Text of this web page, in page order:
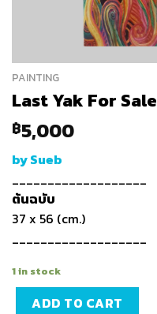
PAINTING
Last Yak For Sale
฿5,000
by Sueb
___________________
ต้นฉบับ
37 x 56 (cm.)
___________________
1 in stock
ADD TO CART